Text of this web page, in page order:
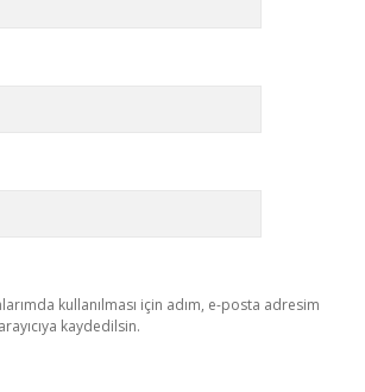
kullanılması için adım, e-posta adresim
kaydedilsin.